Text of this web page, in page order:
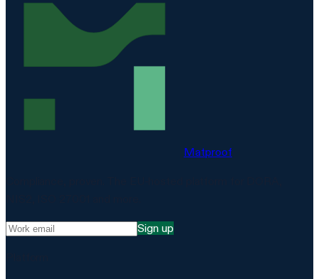
Matproof
Sign up